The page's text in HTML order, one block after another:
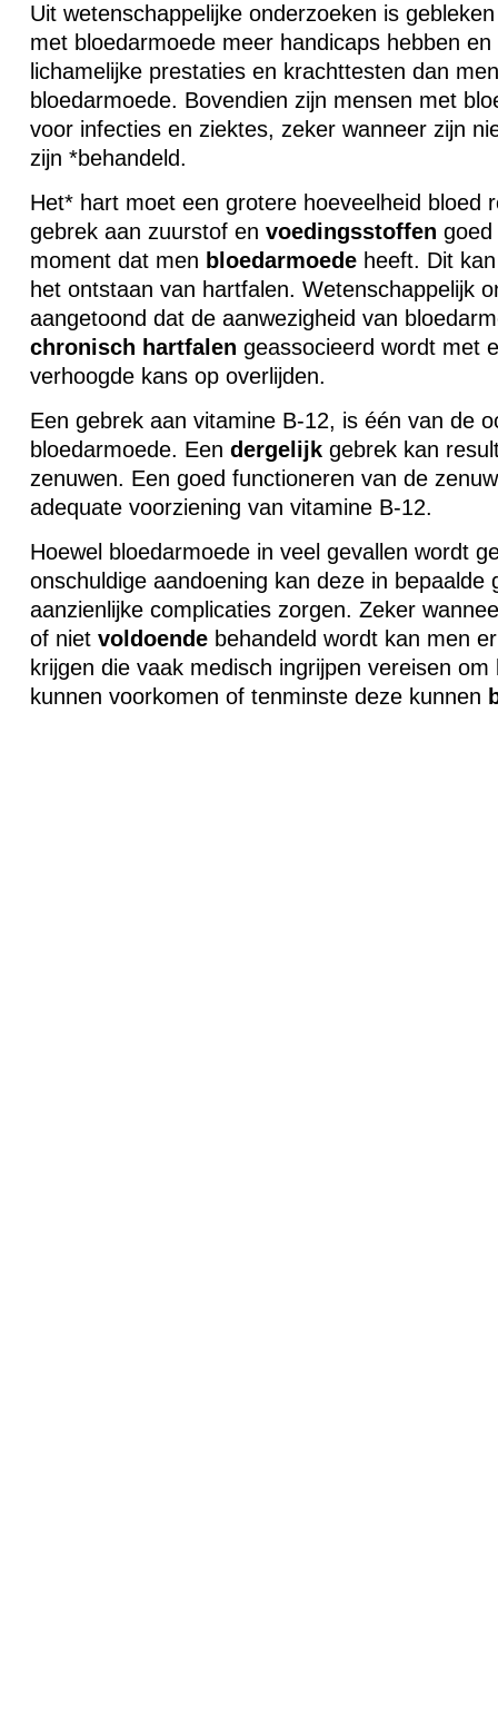
Uit wetenschappelijke onderzoeken is
met bloedarmoede meer handicaps hebben
lichamelijke prestaties en krachttesten dan
bloedarmoede. Bovendien zijn mensen met
voor infecties en ziektes, zeker wanneer zijn
zijn *behandeld.
Het* hart moet een grotere hoeveelheid bloed
gebrek aan zuurstof en voedingsstoffen
moment dat men bloedarmoedeheeft. Dit kan
het ontstaan van hartfalen. Wetenschappelijk
aangetoond dat de aanwezigheid van
chronisch hartfalen geassocieerd wordt met
verhoogde kans op overlijden.
Een gebrek aan vitamine B-12, is één van de
bloedarmoede. Een dergelijkgebrek kan
zenuwen. Een goed functioneren van de
adequate voorziening van vitamine B-12.
Hoewel bloedarmoede in veel gevallen wordt
onschuldige aandoening kan deze in bepaalde
aanzienlijke complicaties zorgen. Zeker
of niet voldoendebehandeld wordt kan men
krijgen die vaak medisch ingrijpen vereisen om
kunnen voorkomen of tenminste deze kunnen